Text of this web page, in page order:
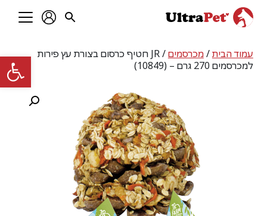
פתח עמוד הבית/מכרסמים
/ JR חטיף כרסום בצורת עץ פירות
למכרסמים 270 גרם – (10849)